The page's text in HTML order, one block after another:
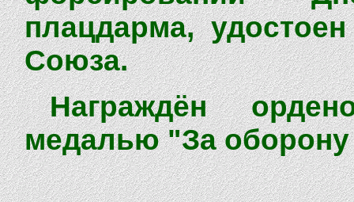
плацдарма,
Союза.
Награждён
медалью "За оборону